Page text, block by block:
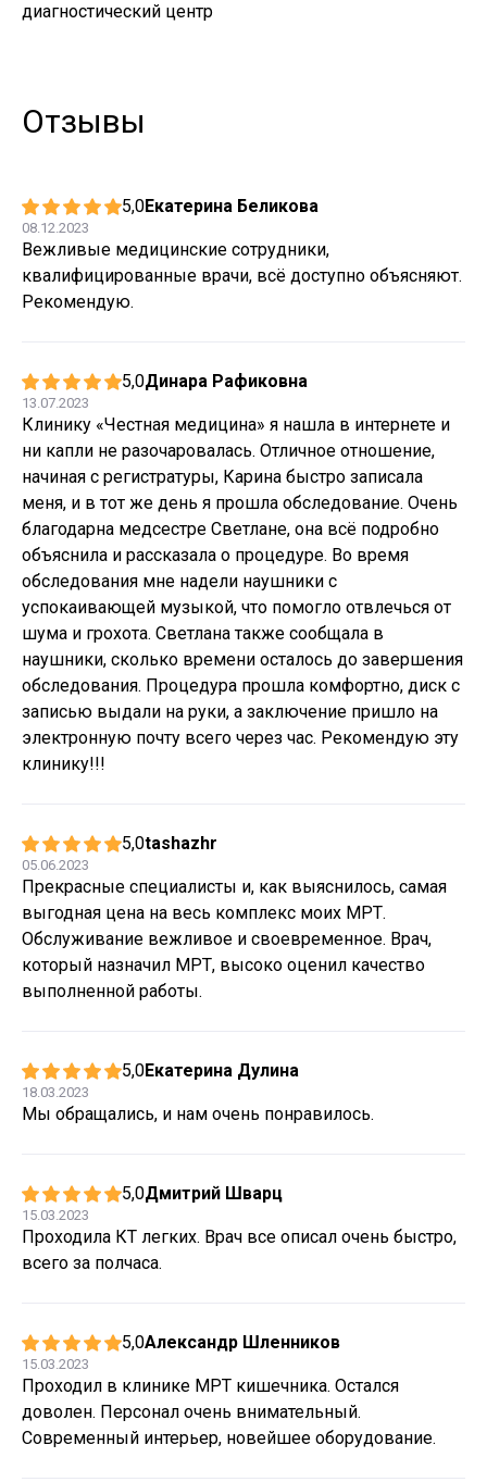
диагностический центр
Отзывы
5,0Екатерина Беликова
08.12.2023
Вежливые медицинские сотрудники,
квалифицированные врачи, всё доступно объясняют.
Рекомендую.
5,0Динара Рафиковна
13.07.2023
Клинику «Честная медицина» я нашла в интернете и
ни капли не разочаровалась. Отличное отношение,
начиная с регистратуры, Карина быстро записала
меня, и в тот же день я прошла обследование. Очень
благодарна медсестре Светлане, она всё подробно
объяснила и рассказала о процедуре. Во время
обследования мне надели наушники с
успокаивающей музыкой, что помогло отвлечься от
шума и грохота. Светлана также сообщала в
наушники, сколько времени осталось до завершения
обследования. Процедура прошла комфортно, диск с
записью выдали на руки, а заключение пришло на
электронную почту всего через час. Рекомендую эту
клинику!!!
5,0tashazhr
05.06.2023
Прекрасные специалисты и, как выяснилось, самая
выгодная цена на весь комплекс моих МРТ.
Обслуживание вежливое и своевременное. Врач,
который назначил МРТ, высоко оценил качество
выполненной работы.
5,0Екатерина Дулина
18.03.2023
Мы обращались, и нам очень понравилось.
5,0Дмитрий Шварц
15.03.2023
Проходила КТ легких. Врач все описал очень быстро,
всего за полчаса.
5,0Александр Шленников
15.03.2023
Проходил в клинике МРТ кишечника. Остался
доволен. Персонал очень внимательный.
Современный интерьер, новейшее оборудование.